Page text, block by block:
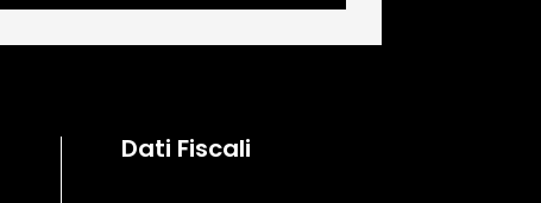
Dati Fiscali